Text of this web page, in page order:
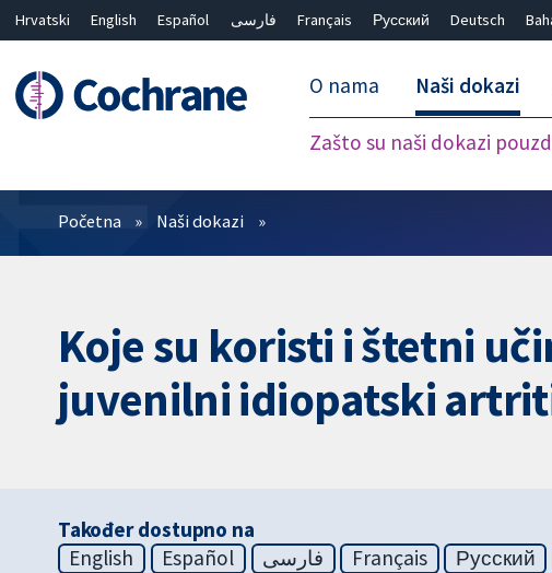
Hrvatski English Español فارسی Français Русский Deutsch
O nama Naši dokazi
Zašto su naši dokazi
Prečistači
Početna Naši dokazi
Koje su koristi i štetni
juvenilni idiopatski
Također dostupno na
English
Español فارسی Français Русский